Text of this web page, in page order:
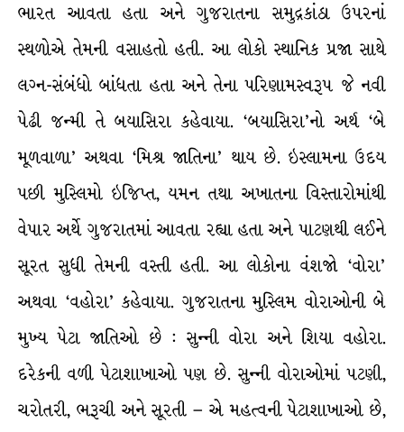
ભારત આવતા હતા અને ગુજરાતના સમુદ્રકાંઠા ઉપરનાં
સ્થળોએ તેમની વસાહતો હતી. આ લોકો સ્થાનિક પ્રજા સાથે
લગ્ન-સંબંધો બાંધતા હતા અને તેના પરિણામસ્વરૂપ જે નવી
પેઢી જન્મી તે બયાસિરા કહેવાયા. ‘બયાસિરા’નો અર્થ ‘બે
મૂળવાળા’ અથવા ‘મિશ્ર જાતિના’ થાય છે. ઇસ્લામના ઉદય
પછી મુસ્લિમો ઇજિપ્ત, યમન તથા અખાતના વિસ્તારોમાંથી
વેપાર અર્થે ગુજરાતમાં આવતા રહ્યા હતા અને પાટણથી લઈને
સૂરત સુધી તેમની વસ્તી હતી. આ લોકોના વંશજો ‘વોરા’
અથવા ‘વહોરા’ કહેવાયા. ગુજરાતના મુસ્લિમ વોરાઓની બે
મુખ્ય પેટા જાતિઓ છે : સુન્ની વોરા અને શિયા વહોરા.
દરેકની વળી પેટાશાખાઓ પણ છે. સુન્ની વોરાઓમાં પટણી,
ચરોતરી, ભરૂચી અને સૂરતી – એ મહત્વની પેટાશાખાઓ છે,